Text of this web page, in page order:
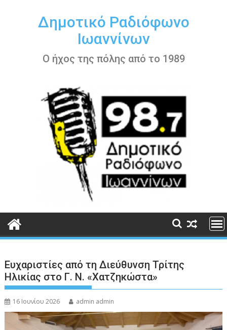
περιεχόμενοΔημοτικό Ραδιόφωνο
Ιωαννίνων
Ο ήχος της πόλης από το 1989
Ευχαριστίες από τη Διεύθυνση Τρίτης
Ηλικίας στο Γ. Ν. «Χατζηκώστα»
16 Ιουνίου 2026 admin admin